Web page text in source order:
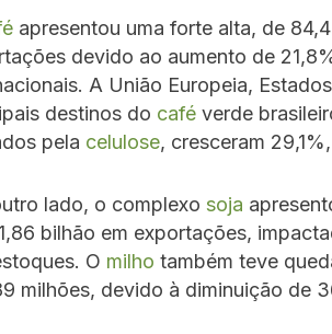
apresentou uma forte alta, de
devido ao aumento de
A União Europeia,
destinos do café verde
pela celulose, cresceram
lado, o complexo soja
bilhão em exportações,
O milho também teve
milhões, devido à diminuição de